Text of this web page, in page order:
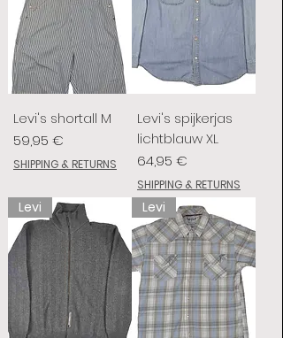
Levi's shortall M
Prix
59,95 €
SHIPPING & RETURNS
Levi's spijkerjas
lichtblauw XL
Prix
64,95 €
SHIPPING & RETURNS
Levi Levi